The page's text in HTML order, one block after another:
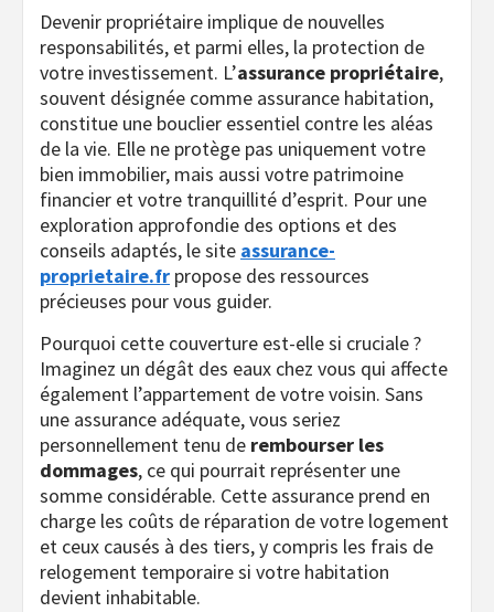
Devenir propriétaire implique de nouvelles
responsabilités, et parmi elles, la protection de
votre investissement. L’assurance propriétaire,
souvent désignée comme assurance habitation,
constitue une bouclier essentiel contre les aléas
de la vie. Elle ne protège pas uniquement votre
bien immobilier, mais aussi votre patrimoine
financier et votre tranquillité d’esprit. Pour une
exploration approfondie des options et des
conseils adaptés, le site assurance-
proprietaire.fr propose des ressources
précieuses pour vous guider.
Pourquoi cette couverture est-elle si cruciale ?
Imaginez un dégât des eaux chez vous qui affecte
également l’appartement de votre voisin. Sans
une assurance adéquate, vous seriez
personnellement tenu de rembourser les
dommages, ce qui pourrait représenter une
somme considérable. Cette assurance prend en
charge les coûts de réparation de votre logement
et ceux causés à des tiers, y compris les frais de
relogement temporaire si votre habitation
devient inhabitable.